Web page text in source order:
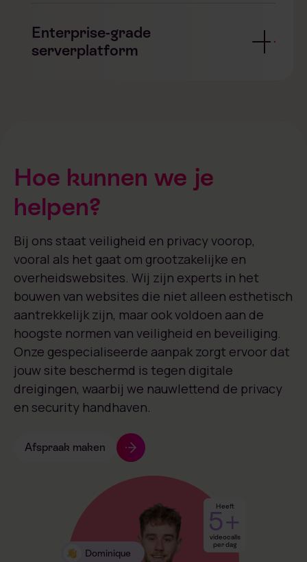
Enterprise-grade
serverplatform
Hoe kunnen we je
helpen?
Bij ons staat veiligheid en privacy voorop,
vooral als het gaat om grootzakelijke en
overheidswebsites. Wij zijn experts in het
bouwen van websites die niet alleen esthetisch
aantrekkelijk zijn, maar ook voldoen aan de
hoogste normen van veiligheid en beveiliging.
Onze gespecialiseerde aanpak zorgt ervoor dat
jouw site beschermd is tegen digitale
dreigingen, waarbij we nauwlettend de privacy
en security handhaven.
Afspraak maken
Dominique
Heeft
5+
videocalls
per dag